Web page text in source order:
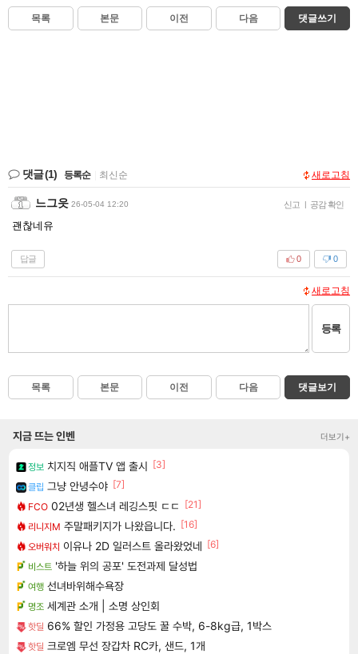
목록 본문 이전 다음 댓글쓰기
댓글(1) 등록순 최신순 새로고침
느그읏 26-05-04 12:20 신고 | 공감 확인
괜찮네유
답글 0
0
새로고침
등록
목록 본문 이전 다음 댓글보기
지금 뜨는 인벤 더보기+
정보 치지직 애플TV 앱 출시 [3]
클립 그냥 안녕수야 [7]
FCO 02년생 헬스녀 레깅스핏 ㄷㄷ
[21]
리니지M 주말패키지가 나왔읍니다. [16]
오버워치 이유나 2D 일러스트 올라왔었네 [6]
비스트 '하늘 위의 공포' 도전과제 달성법
여행 선녀바위해수욕장
명조 세계관 소개 | 소명 상인회
핫딜 66% 할인 가정용 고당도 꿀 수박, 6-8kg급, 1박스
핫딜 크로엠 무선 장갑차 RC카, 샌드, 1개